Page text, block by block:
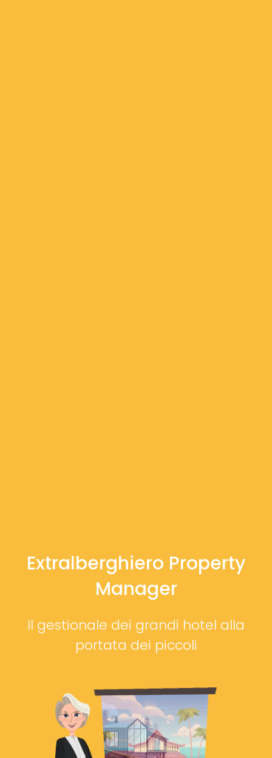
Extralberghiero Property
Manager
Il gestionale dei grandi hotel alla
portata dei piccoli